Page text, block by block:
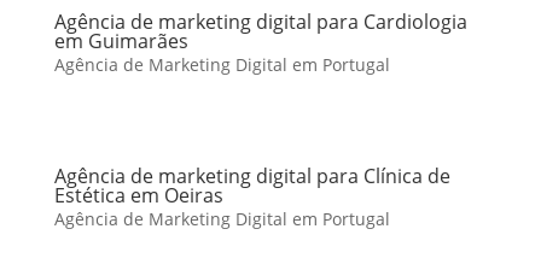
Agência de marketing digital para Cardiologia
em Guimarães
Agência de Marketing Digital em Portugal
Agência de marketing digital para Clínica de
Estética em Oeiras
Agência de Marketing Digital em Portugal